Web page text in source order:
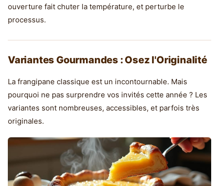
ouverture fait chuter la température, et perturbe le
processus.
Variantes Gourmandes : Osez l'Originalité
La frangipane classique est un incontournable. Mais
pourquoi ne pas surprendre vos invités cette année ? Les
variantes sont nombreuses, accessibles, et parfois très
originales.